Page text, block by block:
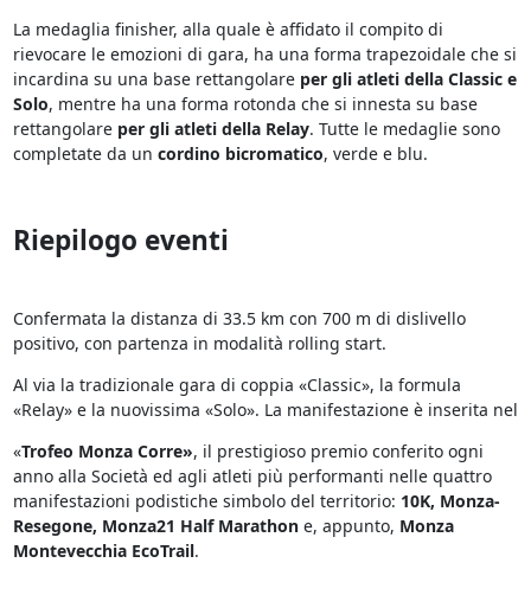
La medaglia finisher, alla quale è affidato il compito di
rievocare le emozioni di gara, ha una forma trapezoidale che si
incardina su una base rettangolare per gli atleti della Classic e
Solo, mentre ha una forma rotonda che si innesta su base
rettangolare per gli atleti della Relay. Tutte le medaglie sono
completate da un cordino bicromatico, verde e blu.
Riepilogo eventi
Confermata la distanza di 33.5 km con 700 m di dislivello
positivo, con partenza in modalità rolling start.
Al via la tradizionale gara di coppia «Classic», la formula
«Relay» e la nuovissima «Solo». La manifestazione è inserita nel
«Trofeo Monza Corre», il prestigioso premio conferito ogni
anno alla Società ed agli atleti più performanti nelle quattro
manifestazioni podistiche simbolo del territorio: 10K, Monza-
Resegone, Monza21 Half Marathone, appunto, Monza
Montevecchia EcoTrail.